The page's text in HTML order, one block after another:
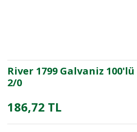
River 1799 Galvaniz
2/0
186,72 TL